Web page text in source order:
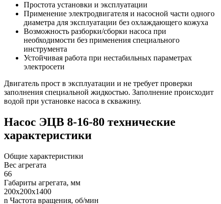
Простота установки и эксплуатации
Применение электродвигателя и насосной части одного
диаметра для эксплуатации без охлаждающего кожуха
Возможность разборки/сборки насоса при
необходимости без применения специального
инструмента
Устойчивая работа при нестабильных параметрах
электросети
Двигатель прост в эксплуатации и не требует проверки
заполнения специальной жидкостью. Заполнение происходит
водой при установке насоса в скважину.
Насос ЭЦВ 8-16-80 технические
характеристики
Общие характеристики
Вес агрегата
66
Габариты агрегата, мм
200х200х1400
n Частота вращения, об/мин